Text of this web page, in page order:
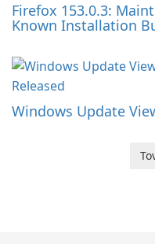
Firefox 153.0.3:
Known Installation
Windows Update